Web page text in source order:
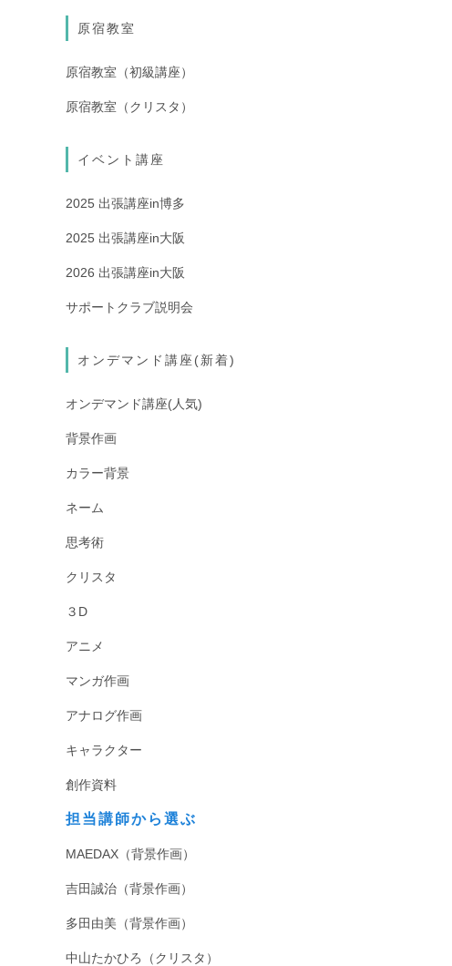
原宿教室
原宿教室（初級講座）
原宿教室（クリスタ）
イベント講座
2025 出張講座in博多
2025 出張講座in大阪
2026 出張講座in大阪
サポートクラブ説明会
オンデマンド講座(新着)
オンデマンド講座(人気)
背景作画
カラー背景
ネーム
思考術
クリスタ
３D
アニメ
マンガ作画
アナログ作画
キャラクター
創作資料
担当講師から選ぶ
MAEDAX（背景作画）
吉田誠治（背景作画）
多田由美（背景作画）
中山たかひろ（クリスタ）